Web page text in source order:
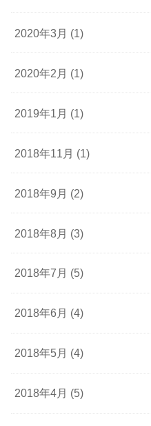
2020年3月 (1)
2020年2月 (1)
2019年1月 (1)
2018年11月 (1)
2018年9月 (2)
2018年8月 (3)
2018年7月 (5)
2018年6月 (4)
2018年5月 (4)
2018年4月 (5)